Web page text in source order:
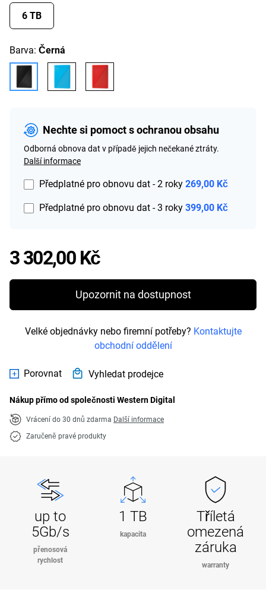
6 TB
Barva: Černá
Nechte si pomoct s ochranou obsahu
Odborná obnova dat v případě jejich nečekané ztráty.
Další informace
Předplatné pro obnovu dat - 2 roky 269,00 Kč
Předplatné pro obnovu dat - 3 roky 399,00 Kč
3 302,00 KčPrice 3 302,00 Kč
Upozornit na dostupnost
Velké objednávky nebo firemní potřeby? Kontaktujte
obchodní oddělení
Porovnat Vyhledat prodejce
Nákup přímo od společnosti Western Digital
Vrácení do 30 dnů zdarma Další informace
Zaručeně pravé produkty
up to
5Gb/s
přenosová
rychlost
1 TB
kapacita
Tříletá
omezená
záruka
warranty